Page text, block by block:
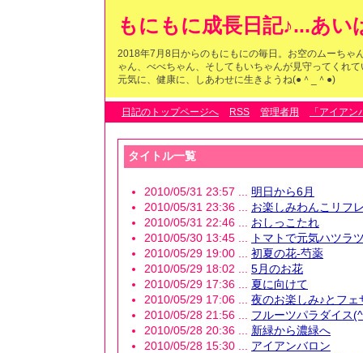
もにもに成長日記♪...あい
2018年7月8日からのもにもにの毎日。お空のムーちゃ
ゃん、べべちゃん、そしてもいちゃんが見守ってくれ
元気に、健康に、しあわせに生きようね(●＾_＾●)
日記のトップページへ RSS 管理者用 「アイア
タイトル一覧
2010/05/31 23:57 ... 明日から6月
2010/05/31 23:36 ... お楽しみわんこリフ
2010/05/31 22:46 ... おしっこたれ
2010/05/30 13:45 ...
トマトで元気ハツラ
2010/05/29 19:00 ... 初夏の花-芍薬
2010/05/29 18:02 ... 5月のお花
2010/05/29 17:36 ... 夏に向けて
2010/05/29 17:06 ... 夜のお楽しみ♪とフェ
2010/05/28 21:56 ... フルーツパラダイス
2010/05/28 20:36 ... 新緑から濃緑へ
2010/05/28 15:30 ... アイアンバロン